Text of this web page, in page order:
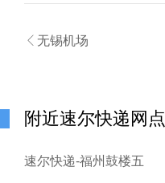
 无锡机场
附近速尔快递网点
速尔快递-福州鼓楼五